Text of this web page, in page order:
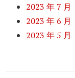
2023 年 7 月
2023 年 6 月
2023 年 5 月